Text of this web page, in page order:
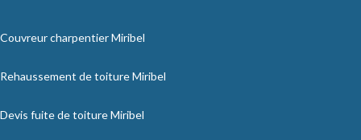
Couvreur charpentier Miribel
Rehaussement de toiture Miribel
Devis fuite de toiture Miribel